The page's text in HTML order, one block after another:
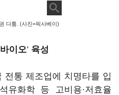
다툼. (사진=픽사베이)
이오’ 육성
전통 제조업에 치명타를 입
유화학 등 고비용·저효율